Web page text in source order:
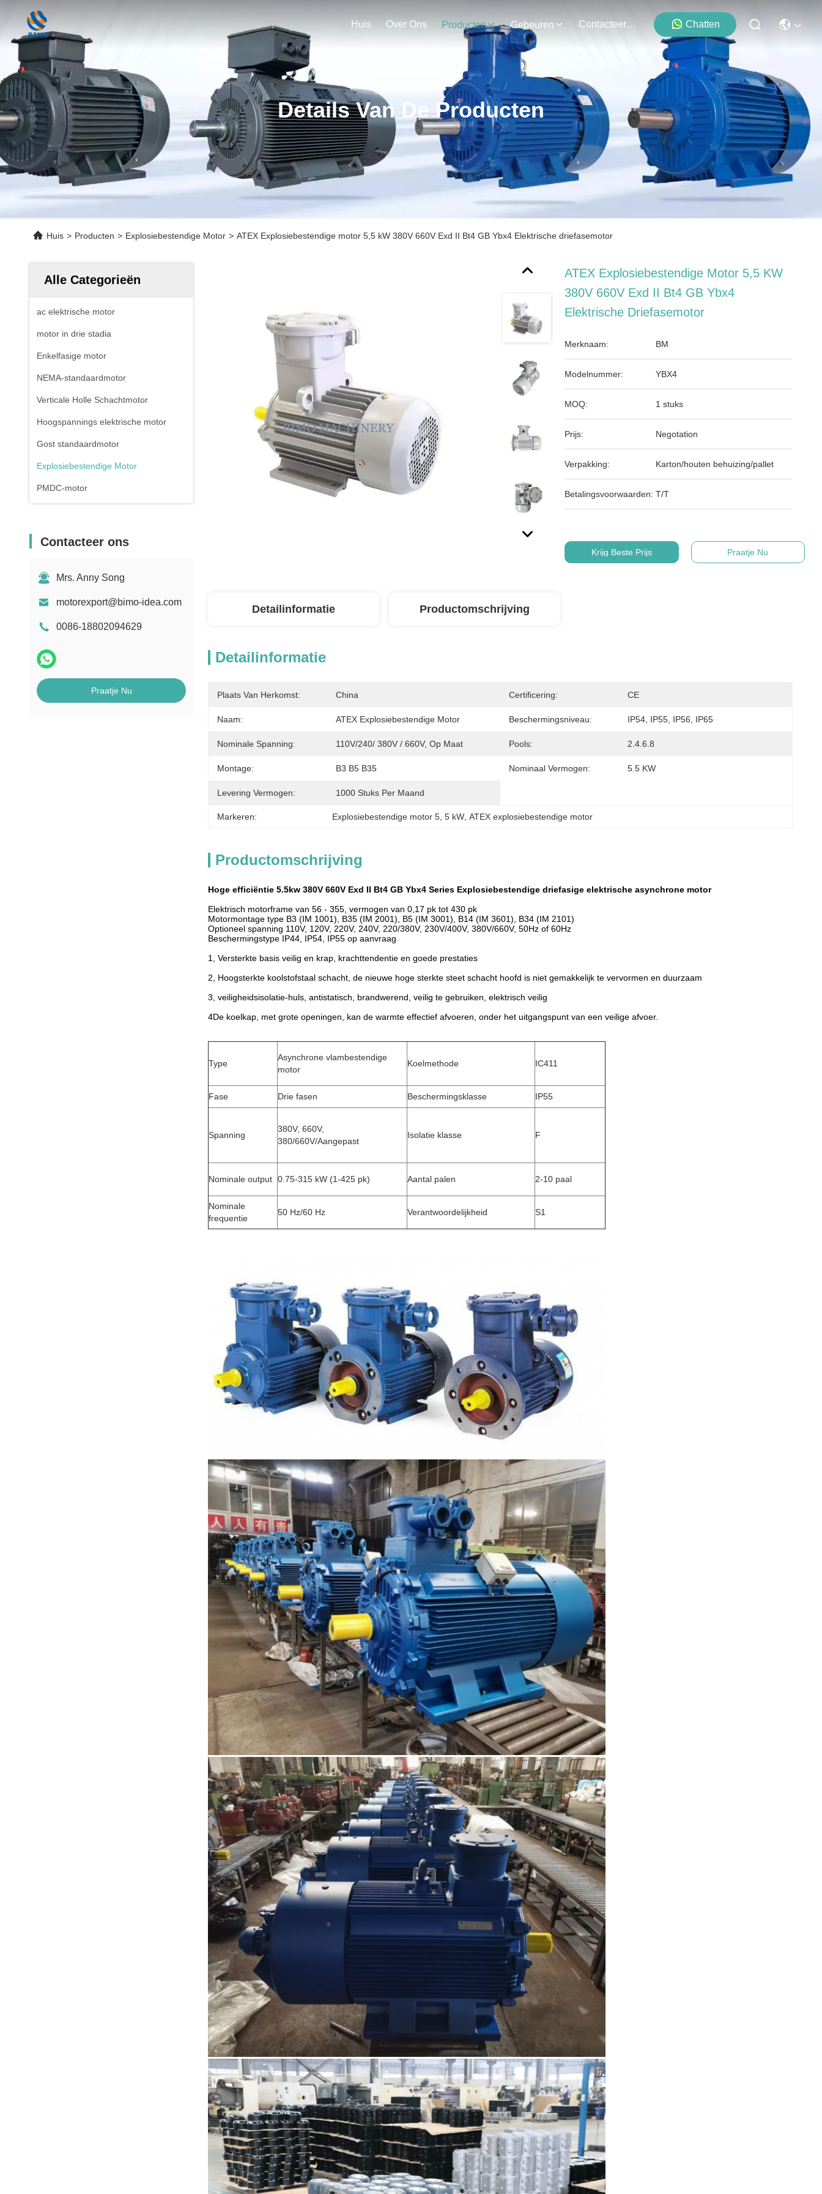
Huis Over Ons Producten Gebeuren Contacteer Ons Chatten
Details Van De Producten
Huis > Producten > Explosiebestendige Motor > ATEX Explosiebestendige motor 5,5 kW 380V 660V Exd II Bt4 GB Ybx4 Elektrische driefasemotor
Alle Categorieën
ac elektrische motor
motor in drie stadia
Enkelfasige motor
NEMA-standaardmotor
Verticale Holle Schachtmotor
Hoogspannings elektrische motor
Gost standaardmotor
Explosiebestendige Motor
PMDC-motor
Contacteer ons
Mrs. Anny Song
motorexport@bimo-idea.com
0086-18802094629
Praatje Nu
ATEX Explosiebestendige Motor 5,5 KW
380V 660V Exd II Bt4 GB Ybx4
Elektrische Driefasemotor
Merknaam: BM
Modelnummer: YBX4
MOQ: 1 stuks
Prijs: Negotation
Verpakking: Karton/houten behuizing/pallet
Betalingsvoorwaarden: T/T
Krijg Beste Prijs Praatje Nu
Detailinformatie Productomschrijving
Detailinformatie
Plaats Van Herkomst: China Certificering: CE
Naam: ATEX Explosiebestendige Motor Beschermingsniveau: IP54, IP55, IP56, IP65
Nominale Spanning: 110V/240/ 380V / 660V, Op Maat Pools: 2.4.6.8
Montage: B3 B5 B35 Nominaal Vermogen: 5.5 KW
Levering Vermogen: 1000 Stuks Per Maand
Markeren: Explosiebestendige motor 5 , 5 kW , ATEX explosiebestendige motor
Productomschrijving
Hoge efficiëntie 5.5kw 380V 660V Exd II Bt4 GB Ybx4 Series Explosiebestendige driefasige elektrische asynchrone motor
Elektrisch motorframe van 56 - 355, vermogen van 0,17 pk tot 430 pk
Motormontage type B3 (IM 1001), B35 (IM 2001), B5 (IM 3001), B14 (IM 3601), B34 (IM 2101)
Optioneel spanning 110V, 120V, 220V, 240V, 220/380V, 230V/400V, 380V/660V, 50Hz of 60Hz
Beschermingstype IP44, IP54, IP55 op aanvraag
1, Versterkte basis veilig en krap, krachttendentie en goede prestaties
2, Hoogsterkte koolstofstaal schacht, de nieuwe hoge sterkte steet schacht hoofd is niet gemakkelijk te vervormen en duurzaam
3, veiligheidsisolatie-huls, antistatisch, brandwerend, veilig te gebruiken, elektrisch veilig
4De koelkap, met grote openingen, kan de warmte effectief afvoeren, onder het uitgangspunt van een veilige afvoer.
Type
Asynchrone vlambestendige
motor
Koelmethode IC411
Fase Drie fasen Beschermingsklasse IP55
Spanning
380V, 660V,
380/660V/Aangepast
Isolatie klasse F
Nominale output 0.75-315 kW (1-425 pk) Aantal palen 2-10 paal
Nominale
frequentie
50 Hz/60 Hz Verantwoordelijkheid S1